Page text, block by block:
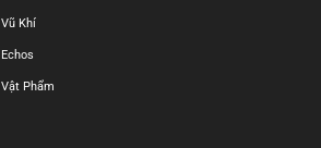
Vũ Khí
Echos
Vật Phẩm